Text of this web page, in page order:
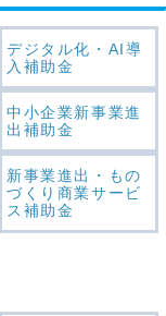
デジタル化・AI導
入補助金
中小企業新事業進
出補助金
新事業進出・もの
づくり商業サービ
ス補助金